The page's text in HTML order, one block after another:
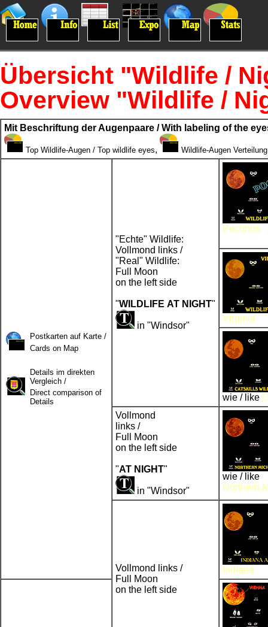
Übersicht "Wildlife /
Overview "Wildlife /
Mit Beschriftung der Augenpaare / With labeling of the
Top Wildlife-Augen / Top wildlife eyes, Wildlife-Augen
Postkarten auf Karte /
Cards on Map
Details im direkten
Vergleich /
Direct comparison of
Details
"Echte" Wildlife:
Vollmond links /
"Real" Wildlife:
Full Moon
on the left side
"WILDLIFE AT NIGHT"
in "Windsor"
Poconos
Virginia
wie / like
Vollmond
links /
Full Moon
on the left side
"AT NIGHT"
in "Windsor"
wie / like
Northern
Vollmond links /
Full Moon
on the left side
Indiana